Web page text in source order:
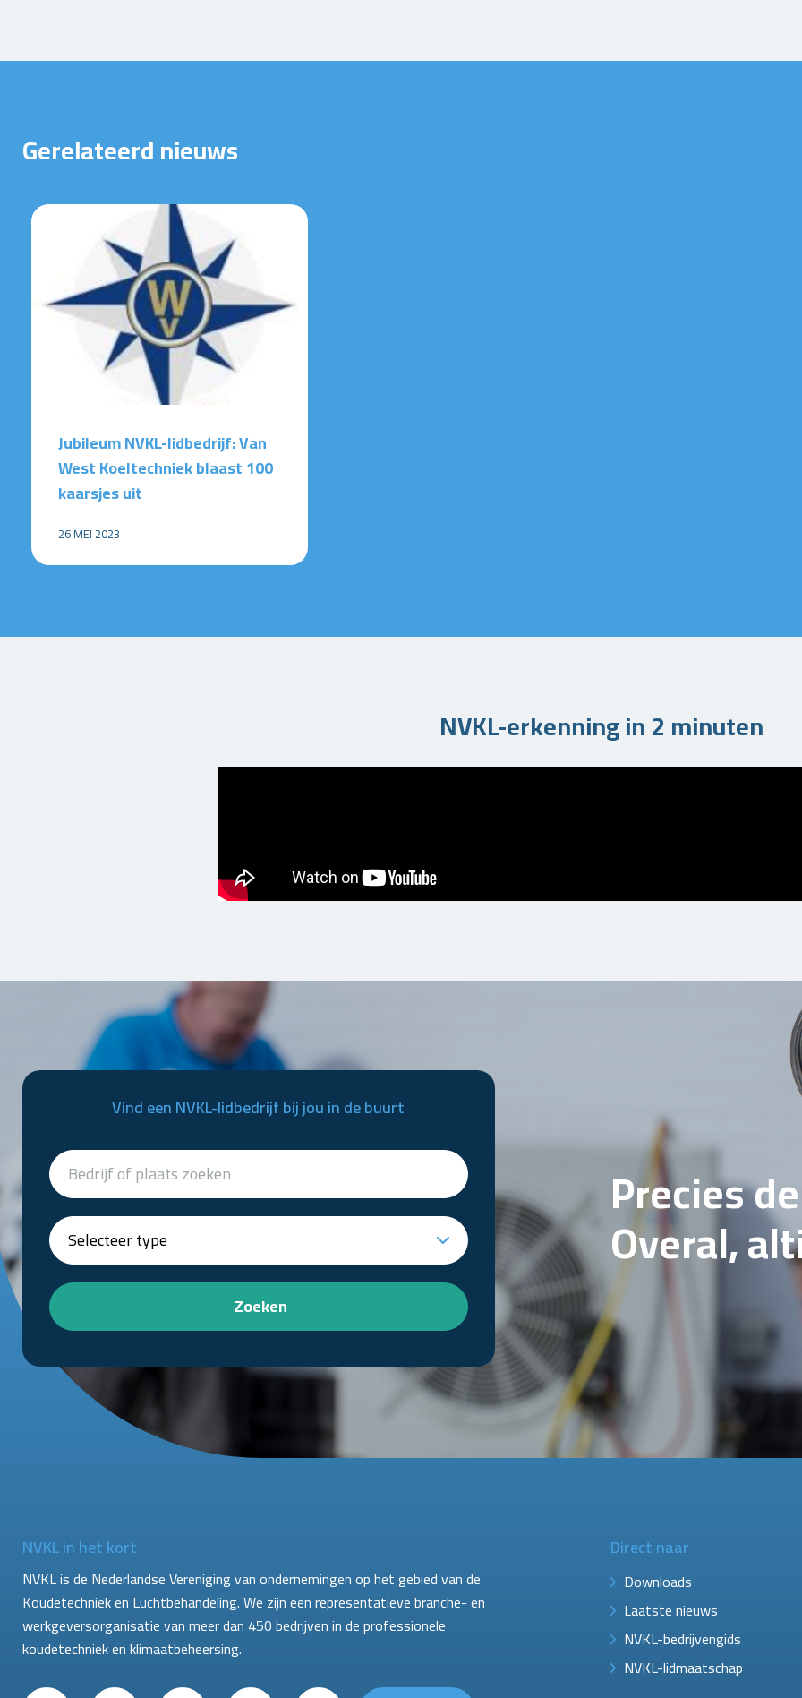
Gerelateerd nieuws
Jubileum NVKL-lidbedrijf: Van
West Koeltechniek blaast 100
kaarsjes uit
26 MEI 2023
NVKL-erkenning in 2 minuten
Vind een NVKL-lidbedrijf bij jou in de buurt
Zoeken
Precies
Overal,
NVKL in het kort
NVKL is de Nederlandse Vereniging van ondernemingen op het gebied van de
Koudetechniek en Luchtbehandeling. We zijn een representatieve branche- en
werkgeversorganisatie van meer dan 450 bedrijven in de professionele
koudetechniek en klimaatbeheersing.
Direct naar
Downloads
Laatste nieuws
NVKL-bedrijvengids
NVKL-lidmaatschap